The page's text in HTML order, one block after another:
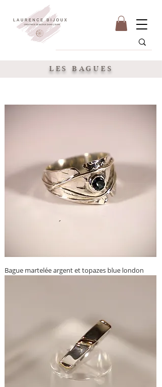
LES BAGUES
Bague martelée argent et topazes blue london